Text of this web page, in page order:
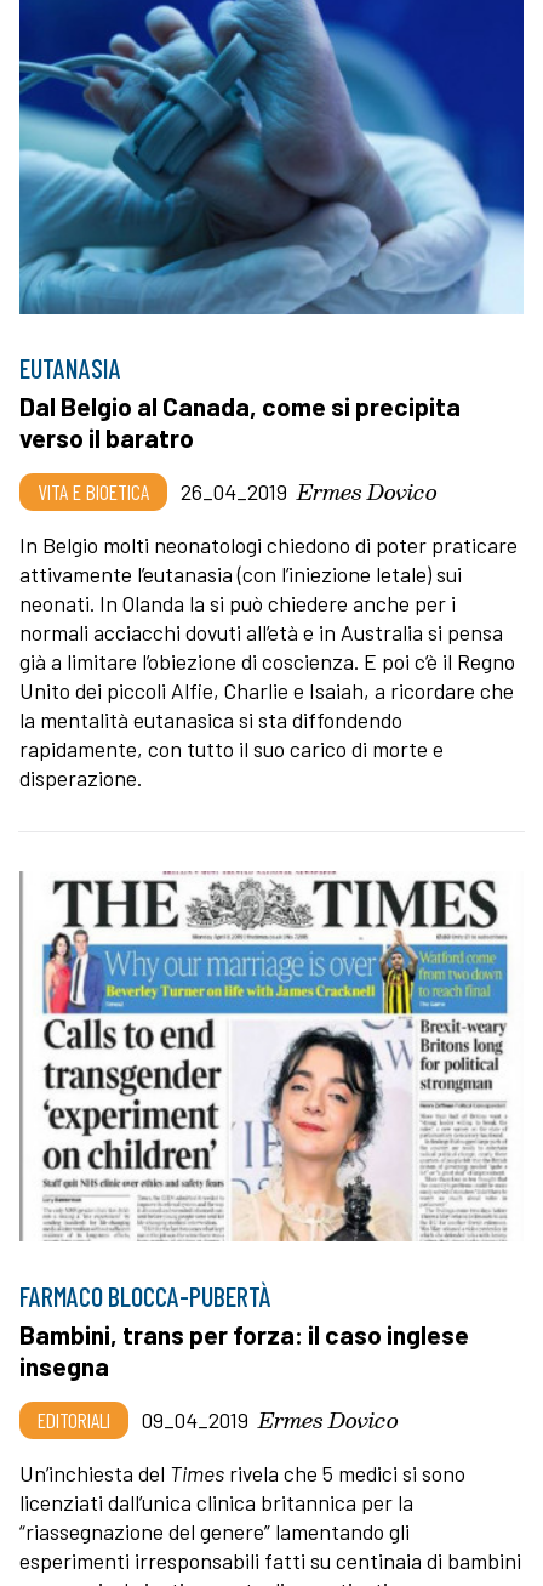
EUTANASIA
Dal Belgio al Canada, come si precipita
verso il baratro
VITA E BIOETICA 26_04_2019 Ermes Dovico
In Belgio molti neonatologi chiedono di poter praticare
attivamente l’eutanasia (con l’iniezione letale) sui
neonati. In Olanda la si può chiedere anche per i
normali acciacchi dovuti all’età e in Australia si pensa
già a limitare l’obiezione di coscienza. E poi c’è il Regno
Unito dei piccoli Alfie, Charlie e Isaiah, a ricordare che
la mentalità eutanasica si sta diffondendo
rapidamente, con tutto il suo carico di morte e
disperazione.
FARMACO BLOCCA-PUBERTÀ
Bambini, trans per forza: il caso inglese
insegna
EDITORIALI 09_04_2019 Ermes Dovico
Un’inchiesta del Times rivela che 5 medici si sono
licenziati dall’unica clinica britannica per la
“riassegnazione del genere” lamentando gli
esperimenti irresponsabili fatti su centinaia di bambini